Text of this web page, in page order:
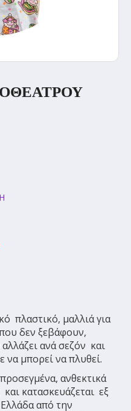
πλαστικό, μαλλιά για
δεν ξεβάφουν,
ανά σεζόν και
να μπορεί να πλυθεί.
ανθεκτικά
κατασκευάζεται εξ
από την